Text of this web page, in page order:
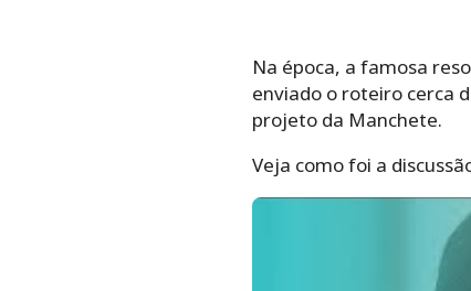
Na época, a famosa
enviado o roteiro cerca
projeto da Manchete.
Veja como foi a